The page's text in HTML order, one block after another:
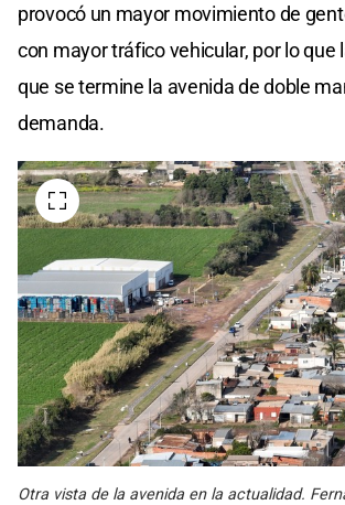
provocó un mayor movimiento de
con mayor tráfico vehicular, por lo que
que se termine la avenida de doble
demanda.
Otra vista de la avenida en la actualidad.